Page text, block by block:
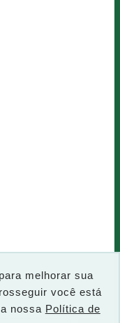
melhorar sua
você está
nossa Política de